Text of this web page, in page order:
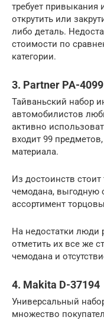
требует
открутить или
либо деталь.
стоимости по
категории.
3. Partner PA-4099
Тайваньский набор
автомобилистов
активно
входит 99
материала.
Из достоинств
чемодана, выгодную
ассортимент
На недостатки люди
отметить их все же
чемодана и
4. Makita D-37194
Универсальный
множество